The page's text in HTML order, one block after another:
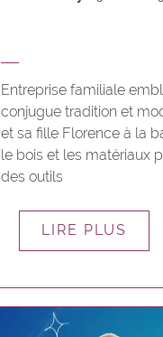
Entreprise familiale
conjugue tradition et
et sa fille Florence à la
le bois et les matériaux
des outils
LIRE PLUS